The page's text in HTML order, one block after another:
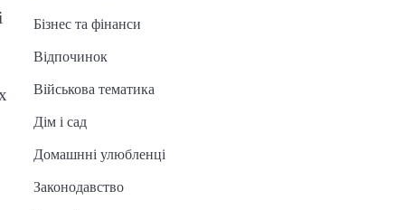
Бізнес та фінанси
Відпочинок
Військова тематика
Дім і сад
Домашнні улюбленці
Законодавство